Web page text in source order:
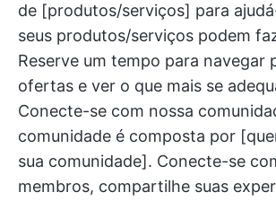
de [produtos/serviços] para
seus produtos/serviços podem
Reserve um tempo para navegar
ofertas e ver o que mais se
Conecte-se com nossa
comunidade é composta por
sua comunidade]. Conecte-se
membros, compartilhe suas